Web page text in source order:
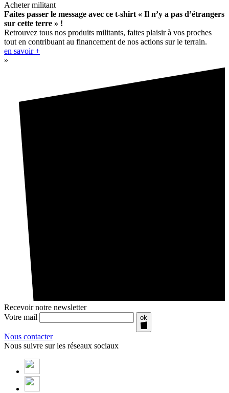
Acheter militant
Faites passer le message avec ce t-shirt « Il n’y a pas d’étrangers
sur cette terre » !
Retrouvez tous nos produits militants, faites plaisir à vos proches
tout en contribuant au financement de nos actions sur le terrain.
en savoir +
»
Recevoir notre newsletter
Votre mail
ok
Nous contacter
Nous suivre sur les réseaux sociaux